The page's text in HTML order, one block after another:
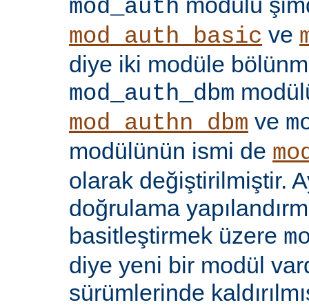
mod_auth
mod_auth_basic ve
diye iki modüle
mod_auth_dbm
mod_authn_dbm ve
modülünün ismi de
olarak değiştirilmiştir.
doğrulama
basitleştirmek üzere
diye yeni bir modül
sürümlerinde